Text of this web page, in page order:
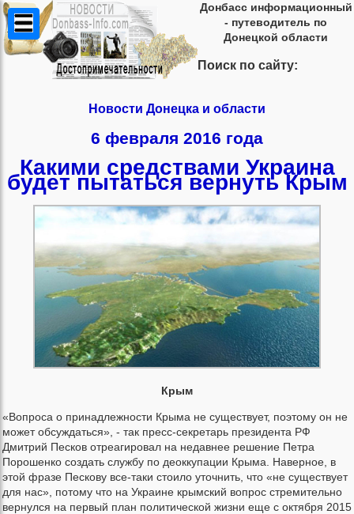
Донбасс информационный
- путеводитель по
Донецкой области
Поиск по сайту:
Новости Донецка и области
6 февраля 2016 года
Какими средствами Украина
будет пытаться вернуть Крым
Крым
«Вопроса о принадлежности Крыма не существует, поэтому он не
может обсуждаться», - так пресс-секретарь президента РФ
Дмитрий Песков отреагировал на недавнее решение Петра
Порошенко создать службу по деоккупации Крыма. Наверное, в
этой фразе Пескову все-таки стоило уточнить, что «не существует
для нас», потому что на Украине крымский вопрос стремительно
вернулся на первый план политической жизни еще с октября 2015